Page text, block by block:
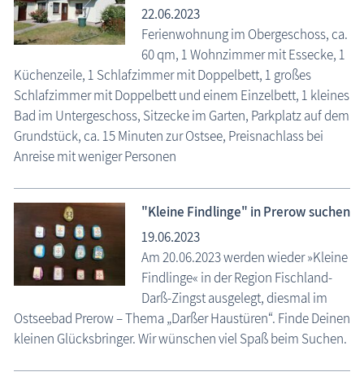
22.06.2023
Ferienwohnung im Obergeschoss, ca.
60 qm, 1 Wohnzimmer mit Essecke, 1
Küchenzeile, 1 Schlafzimmer mit Doppelbett, 1 großes
Schlafzimmer mit Doppelbett und einem Einzelbett, 1 kleines
Bad im Untergeschoss, Sitzecke im Garten, Parkplatz auf dem
Grundstück, ca. 15 Minuten zur Ostsee, Preisnachlass bei
Anreise mit weniger Personen
"Kleine Findlinge" in Prerow suchen
19.06.2023
Am 20.06.2023 werden wieder »Kleine
Findlinge« in der Region Fischland-
Darß-Zingst ausgelegt, diesmal im
Ostseebad Prerow – Thema „Darßer Haustüren“. Finde Deinen
kleinen Glücksbringer. Wir wünschen viel Spaß beim Suchen.